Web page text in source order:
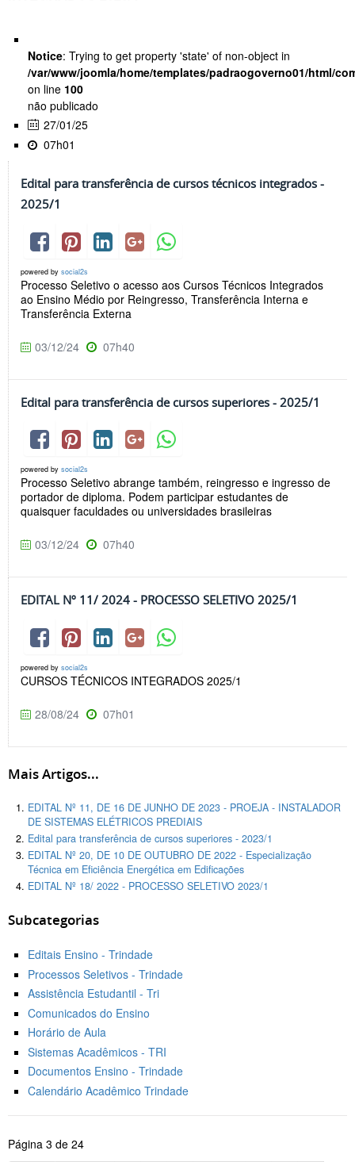
Notice: Trying to get property 'state' of non-object in
/var/www/joomla/home/templates/padraogoverno01/html/
on line 100
não publicado
27/01/25
07h01
Edital para transferência de cursos técnicos integrados -
2025/1
powered by social2s
Processo Seletivo o acesso aos Cursos Técnicos Integrados
ao Ensino Médio por Reingresso, Transferência Interna e
Transferência Externa
03/12/24 07h40
Edital para transferência de cursos superiores - 2025/1
powered by social2s
Processo Seletivo abrange também, reingresso e ingresso de
portador de diploma. Podem participar estudantes de
quaisquer faculdades ou universidades brasileiras
03/12/24 07h40
EDITAL Nº 11/ 2024 - PROCESSO SELETIVO 2025/1
powered by social2s
CURSOS TÉCNICOS INTEGRADOS 2025/1
28/08/24 07h01
Mais Artigos...
EDITAL Nº 11, DE 16 DE JUNHO DE 2023 - PROEJA - INSTALADOR
DE SISTEMAS ELÉTRICOS PREDIAIS
Edital para transferência de cursos superiores - 2023/1
EDITAL Nº 20, DE 10 DE OUTUBRO DE 2022 - Especialização
Técnica em Eficiência Energética em Edificações
EDITAL Nº 18/ 2022 - PROCESSO SELETIVO 2023/1
Subcategorias
Editais Ensino - Trindade
Processos Seletivos - Trindade
Assistência Estudantil - Tri
Comunicados do Ensino
Horário de Aula
Sistemas Acadêmicos - TRI
Documentos Ensino - Trindade
Calendário Acadêmico Trindade
Página 3 de 24